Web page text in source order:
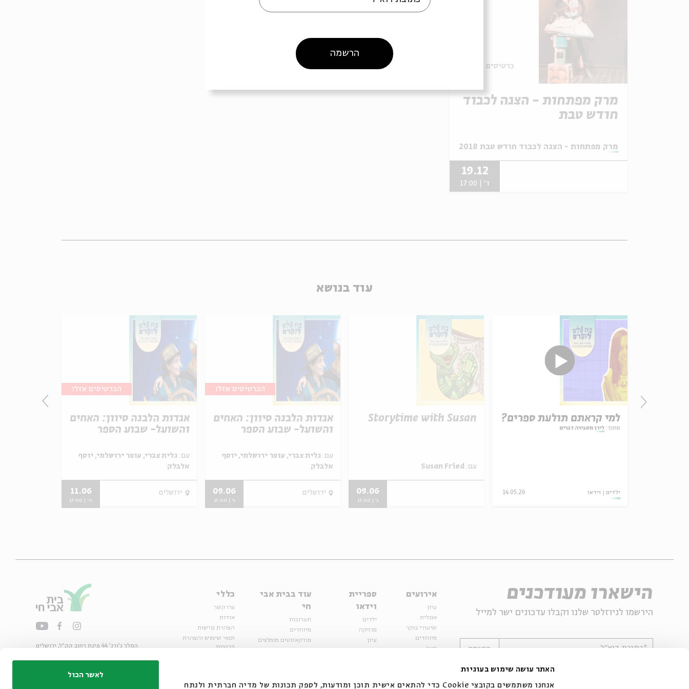
האתר עושה שימוש בעוגיות
אנחנו משתמשים בקובצי Cookie כדי להתאים אישית תוכן ומודעות, לספק תכונות של מדיה חברתית ולנתח
לאשר הכול
כרטיסים אחרונים
מרק מפתחות - הצגה לכבוד
חודש טבת
מתוך:
מרק מפתחות - הצגה לכבוד חודש טבת 2018
19.12
ד' | 17:00
עוד בנושא
הכרטיסים אזלו
אגדות הלבנה סיוון: האחים
והשועל- שבוע הספר
עם: גלית צברי, עופר ירושלמי, יוסף
אלבלק
ירושלים 11.06
ה' | 17:00
הכרטיסים אזלו
אגדות הלבנה סיוון: האחים
והשועל- שבוע הספר
עם: גלית צברי, עופר ירושלמי, יוסף
אלבלק
ירושלים 09.06
ג' | 17:00
Storytime with Susan
עם:
09.06
ג' | 17:00
למי קראתם תולעת ספרים?
מתוך: לירן מסבירה דברים
ילדים וידאו 14.05.26
הישארו מעודכנים
הירשמו לניוזלטר שלנו וקבלו עדכונים ישר למייל
*כתובת דוא"ל הרשמה
אירועים
עיון
אנגלית
שיעורי בוקר
מיוחדים
נוער
ספריית
וידאו
ילדים
מוזיקה
עיון
עוד בבית אבי
חי
תערוכות
מיוחדים
פודקאסטים מומלצים
כללי
צרו קשר
אודות
הצהרת נגישות
תנאי שימוש והצהרת
פרטיות
המלך ג'ורג' 44 פינת רחוב קק״ל, ירושלים
הרשמה